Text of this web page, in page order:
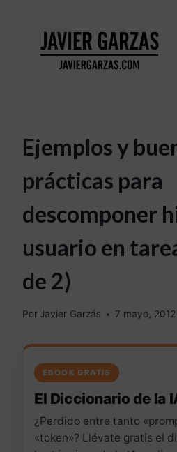
Ejemplos y
prácticas para
descomponer
usuario en
de 2)
Por Javier Garzás 7 mayo, 2012
EBOOK GRATIS
El Diccionario de la
¿Perdido entre tanto
«token»? Llévate gratis el